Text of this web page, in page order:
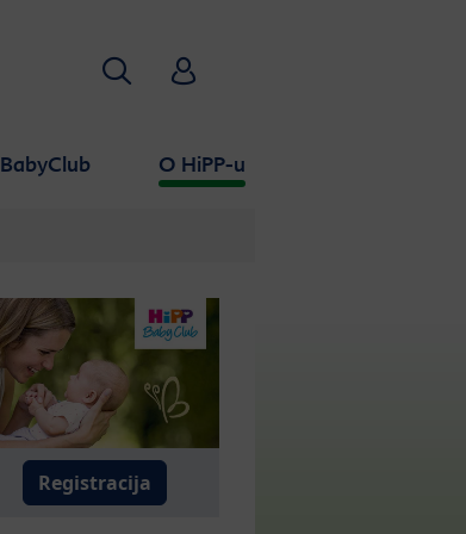
BabyClub O HiPP-u
Traži HiPP Babyclub
Registracija